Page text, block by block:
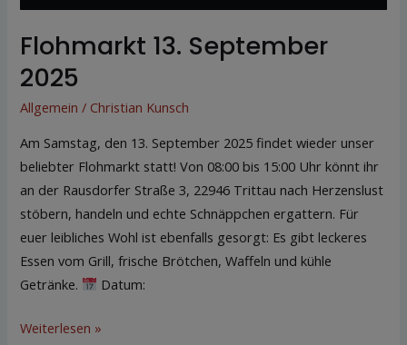
Flohmarkt 13. September
2025
Allgemein / Christian Kunsch
Am Samstag, den 13. September 2025 findet wieder unser
beliebter Flohmarkt statt! Von 08:00 bis 15:00 Uhr könnt ihr
an der Rausdorfer Straße 3, 22946 Trittau nach Herzenslust
stöbern, handeln und echte Schnäppchen ergattern. Für
euer leibliches Wohl ist ebenfalls gesorgt: Es gibt leckeres
Essen vom Grill, frische Brötchen, Waffeln und kühle
Getränke.
Datum:
Weiterlesen »